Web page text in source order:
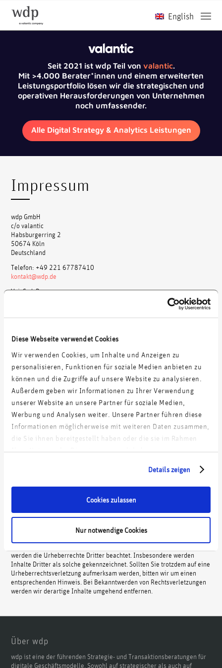
Diese Webseite verwendet Cookies
Wir verwenden Cookies, um Inhalte und Anzeigen zu
personalisieren, Funktionen für soziale Medien anbieten zu
können und die Zugriffe auf unsere Website zu analysieren.
Außerdem geben wir Informationen zu Ihrer Verwendung
unserer Website an unsere Partner für soziale Medien,
Werbung und Analysen weiter. Unsere Partner führen diese
Informationen möglicherweise mit weiteren Daten zusammen,
die Sie ihnen bereitgestellt haben oder die sie im Rahmen
Ihrer Nutzung der Dienste gesammelt haben.
Details zeigen
Cookies zulassen
Nur notwendige Cookies
Seit 2021 ist wdp Teil von valantic.
Mit >4.000 Berater*innen und einem erweiterten
Leistungsportfolio lösen wir die strategischen und
operativen Herausforderungen von Unternehmen
noch umfassender.
Alle Digital Strategy & Analytics Leistungen
Impressum
wdp GmbH
c/o valantic
Habsburgerring 2
50674 Köln
Deutschland
Telefon: +49 221 67787410
kontakt@wdp.de
V. i. S. d. P.:
Geschäftsführung: Christoph Nichau, Daniel Tschentscher
Umsatzsteuer-Identifikationsnummer gemäß §27 a
Umsatzsteuergesetz: DE274251863
Dieses Impressum gilt auch für folgende
Social-Media-Profile
Google+:wdp GmbH
LinkedIn:wdp GmbH – Wachter Digital Partners
Medium:wdp-insights
wdp_de
Xing:wdp GmbH–Wachter Digital Partners
Seiten unterliegen dem deutschen Urheberrecht. Die Vervielfältigung,
Bearbeitung, Verbreitung und jede Art der Verwertung außerhalb der
Grenzen des Urheberrechtes bedürfen der schriftlichen Zustimmung
des jeweiligen Autors bzw. Erstellers. Downloads und Kopien dieser
Seite sind nur für den privaten, nichtkommerziellen Gebrauch gestattet.
Soweit die Inhalte auf dieser Seite nicht vom Betreiber erstellt wurden,
werden die Urheberrechte Dritter beachtet. Insbesondere werden
Inhalte Dritter als solche gekennzeichnet. Sollten Sie trotzdem auf eine
Urheberrechtsverletzung aufmerksam werden, bitten wir um einen
entsprechenden Hinweis. Bei Bekanntwerden von Rechtsverletzungen
werden wir derartige Inhalte umgehend entfernen.
Über wdp
wdp ist eine der führenden Strategie- und Transaktionsberatungen für
digitale Geschäftsmodelle. Sowohl auf strategischer als auch auf